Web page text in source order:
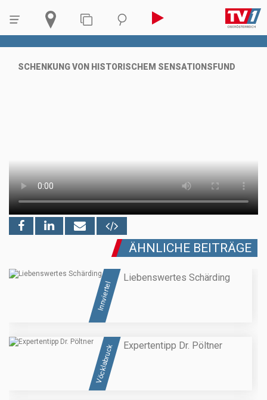
SCHENKUNG VON HISTORISCHEM SENSATIONSFUND
ÄHNLICHE BEITRÄGE
Innviertel
Liebenswertes Schärding
Vöcklabruck Expertentipp Dr. Pöltner